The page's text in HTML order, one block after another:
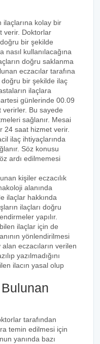
ilaçlarına kolay bir
verir. Doktorlar
bir şekilde
nasıl kullanılacağına
doğru saklanma
eczacılar tarafına
doğru bir şekilde ilaç
ilaçlara
günlerinde 00.09
verirler. Bu sayede
sağlanır. Mesai
24 saat hizmet verir.
ilaç ihtiyaçlarında
Söz konusu
ardı edilmemesi
kişiler eczacılık
alanında
ilaçlar hakkında
ilaçları doğru
yapılır.
ilaçlar için de
yönlendirilmesi
eczacıların verilen
yazılmadığını
ilacın yasal olup
tarafından
temin edilmesi için
yanında bazı